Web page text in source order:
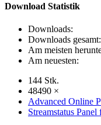
Download Statistik
Downloads:
Downloads gesamt:
Am meisten
Am neuesten:
144 Stk.
48490 ×
Advanced Online
Streamstatus